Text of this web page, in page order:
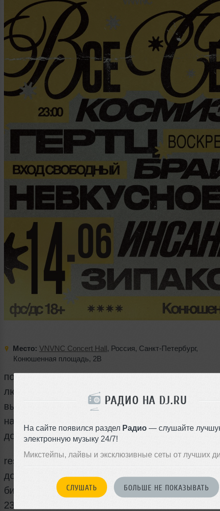
РАДИО НА DJ.RU
На сайте появился раздел Радио — слушайте
электронную музыку 24/7!
Микстейпы, лайвы и эксклюзивные сеты от лучших
СЛУШАТЬ БОЛЬШЕ НЕ ПОКАЗЫВАТЬ
Место: VNVNC Concert Hall, Россия, Санкт-Петербург,
Конюшенная площадь, 2B
после жарких выходных снова встречаемся в
любимом месте. воскресенье – идеальный
выдохнуть и зарядиться перед рабочей
нас будет так, как ты любишь: тепло, громко и
домашнему уютно.
reserve: +7 (921) 410-44-40
документы обязательно (паспорт/права/
билет)
23:00–06:00